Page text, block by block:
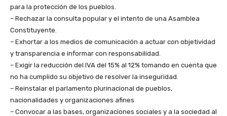
para la protección de los pueblos.
– Rechazar la consulta popular y el intento de una Asamblea
Constituyente.
– Exhortar a los medios de comunicación a actuar con objetividad
y transparencia e informar con responsabilidad.
– Exigir la reducción del IVA del 15% al 12% tomando en cuenta que
no ha cumplido su objetivo de resolver la inseguridad.
– Reinstalar el parlamento plurinacional de pueblos,
nacionalidades y organizaciones afines
– Convocar a las bases, organizaciones sociales y a la sociedad al